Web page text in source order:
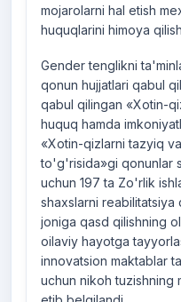
mojarolarni hal etish
huquqlarini himoya
Gender tenglikni
qonun hujjatlari qabul
qabul qilingan «Xotin-
huquq hamda
«Xotin-qizlarni tazyiq
to'g'risida»gi qonunlar
uchun 197 ta Zo'rlik
shaxslarni reabilitatsiya
joniga qasd qilishning
oilaviy hayotga
innovatsion maktablar
uchun nikoh tuzishning